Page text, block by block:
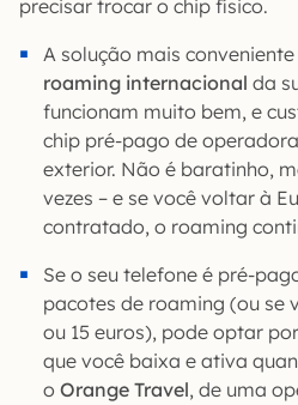
precisar trocar o chip físico.
A solução mais
roaming internacional da
funcionam muito bem, e
chip pré-pago de
exterior. Não é baratinho,
vezes – e se você voltar à
contratado, o roaming
Se o seu telefone é pré-
pacotes de roaming (ou se
ou 15 euros), pode optar
que você baixa e ativa
o Orange Travel, de uma